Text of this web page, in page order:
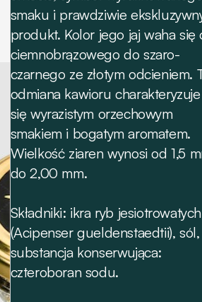
smaku i prawdziwie
produkt. Kolor jego jaj waha się
ciemnobrązowego do szaro-
czarnego ze złotym odcieniem.
odmiana kawioru charakteryzuje
się wyrazistym orzechowym
smakiem i bogatym aromatem.
Wielkość ziaren wynosi od 1,5
do 2,00 mm.
Składniki: ikra ryb jesiotrowatych
(Acipenser gueldenstaedtii), sól,
substancja konserwująca:
czteroboran sodu.